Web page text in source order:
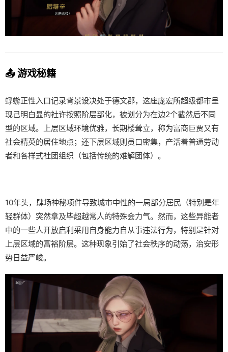
📤 游戏秘籍
蜉蝣正性入口记录背景设决处于德文郡，这座庞宏所超级都市呈
现己明白显的社许按照阶层部化，被划分为在边2个截然后不同
型的区域。上层区域环境优雅，长期楼耸立，称为富商巨贾又有
社会精英的居住地点；还下层区域则员口密集，产活着普通劳动
者和各样式社团组织（包括传统的难解团体）。
10年头，肆场神秘项件导致城市中性的一局部分居民（特别是年
轻群体）突然拿及毕超越常人的特殊会力气。然而，这些异能者
中的一些人开放启利采用自身能力自从事违法行为，特别是针对
上层区域的富裕阶层。这种现象引始了社会秩序的动荡，治安形
势日益严峻。